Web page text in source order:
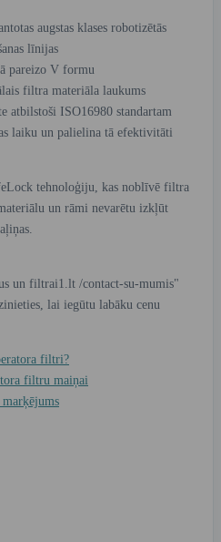
augstas klases robotizētās
līnijas
pareizo V formu
filtra materiāla laukums
atbilstoši ISO16980 standartam
laiku un palielina tā efektivitāti
tehnoloģiju, kas noblīvē filtra
un rāmi nevarētu izkļūt
un filtrai1.lt /contact-su-mumis"
lai iegūtu labāku cenu
filtri?
filtru maiņai